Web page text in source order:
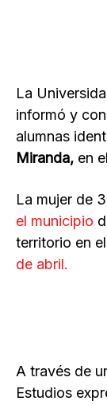
La
informó y
alumnas
Miranda, en
La mujer de
el municipio
territorio en
de abril.
A través de
Estudios